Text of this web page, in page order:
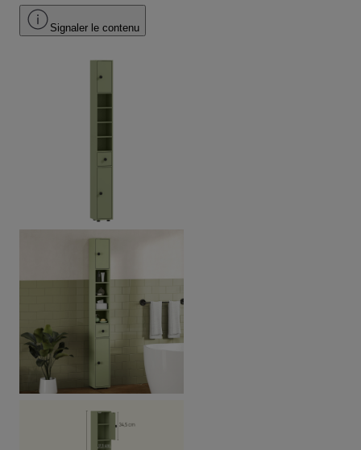
Signaler le contenu